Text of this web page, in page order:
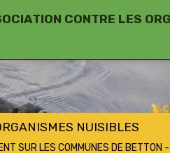
CONTRE LES
NUISIBLES
SUR LES COMMUNES DE BETTON -